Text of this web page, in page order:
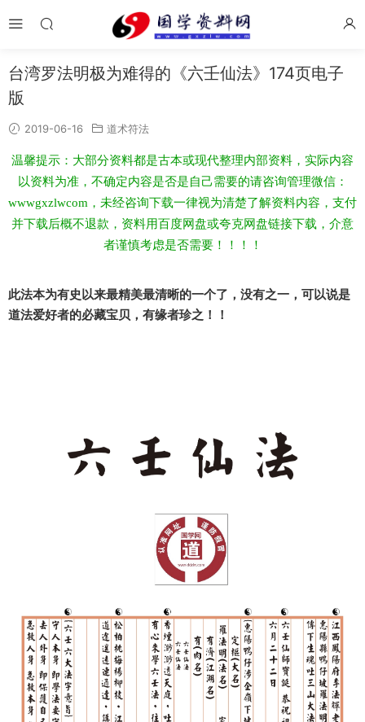
台湾罗法明极为难得的《六壬仙法》174页电子
版
2019-06-16 道术符法
温馨提示：大部分资料都是古本或现代整理内部资料，实际内容
以资料为准，不确定内容是否是自己需要的请咨询管理微信：
wwwgxzlwcom，未经咨询下载一律视为清楚了解资料内容，支付
并下载后概不退款，资料用百度网盘或夸克网盘链接下载，介意
者谨慎考虑是否需要！！！！
此法本为有史以来最精美最清晰的一个了，没有之一，可以说是
道法爱好者的必藏宝贝，有缘者珍之！！